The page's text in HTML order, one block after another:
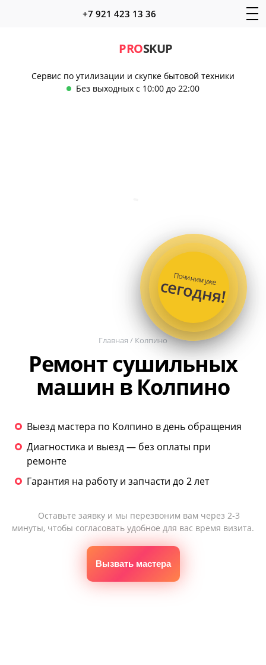
PROSKUP
Сервис по утилизации и скупке бытовой техники
Без выходных с 10:00 до 22:00
+7 921 423 13 36
Починим уже
сегодня!
Главная / Колпино
Ремонт сушильных
машин в Колпино
Выезд мастера по Колпино в день обращения
Диагностика и выезд — без оплаты при
ремонте
Гарантия на работу и запчасти до 2 лет
Оставьте заявку и мы перезвоним вам через 2-3
минуты, чтобы согласовать удобное для вас время визита.
Вызвать мастера